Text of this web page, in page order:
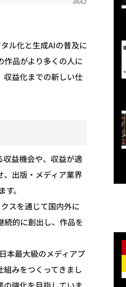
ル化と生成AIの普及に
作品がより多くの人に
収益化までの新しい仕
収益機会や、収益が適
出版・メディア業界
。
スを通じて国内外に
続的に創出し、作品を
本最大級のメディアプ
みをつくってきまし